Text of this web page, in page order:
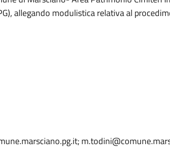
allegando modulistica relativa al